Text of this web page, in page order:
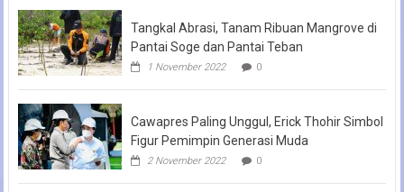
Tangkal Abrasi, Tanam Ribuan Mangrove di
Pantai Soge dan Pantai Teban
1 November 2022 0
Cawapres Paling Unggul, Erick Thohir Simbol
Figur Pemimpin Generasi Muda
2 November 2022 0